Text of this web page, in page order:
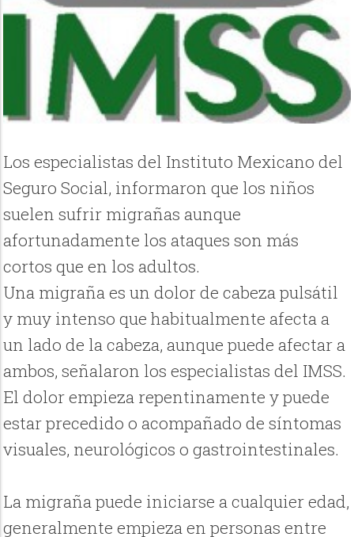
Los especialistas del Instituto Mexicano del
Seguro Social, informaron que los niños
suelen sufrir migrañas aunque
afortunadamente los ataques son más
cortos que en los adultos.
Una migraña es un dolor de cabeza pulsátil
y muy intenso que habitualmente afecta a
un lado de la cabeza, aunque puede afectar a
ambos, señalaron los especialistas del IMSS.
El dolor empieza repentinamente y puede
estar precedido o acompañado de síntomas
visuales, neurológicos o gastrointestinales.
La migraña puede iniciarse a cualquier edad,
generalmente empieza en personas entre